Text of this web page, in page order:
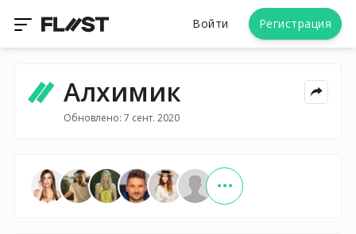
Войти Регистрация
Алхимик
Обновлено: 7 сент. 2020